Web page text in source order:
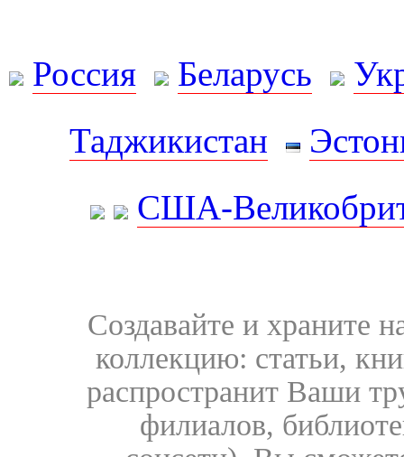
Россия Беларусь
Таджикистан
США-
Создавайте и храните
коллекцию: статьи,
распространит Ваши
филиалов,